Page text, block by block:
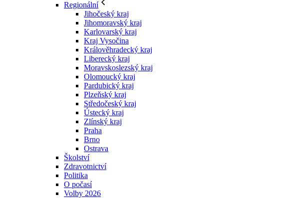
Regionální
Jihočeský kraj
Jihomoravský kraj
Karlovarský kraj
Kraj Vysočina
Králověhradecký kraj
Liberecký kraj
Moravskoslezský kraj
Olomoucký kraj
Pardubický kraj
Plzeňský kraj
Středočeský kraj
Ústecký kraj
Zlínský kraj
Praha
Brno
Ostrava
Školství
Zdravotnictví
Politika
O počasí
Volby 2026